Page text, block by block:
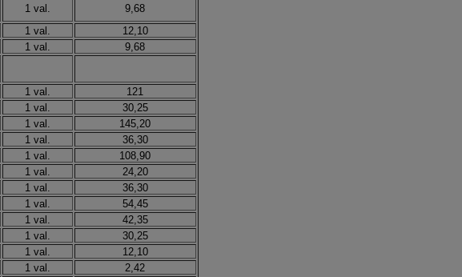
1 val.
9,68
1 val.
12,10
1 val.
9,68
1 val.
121
1 val.
30,25
1 val.
145,20
1 val.
36,30
1 val.
108,90
1 val.
24,20
1 val.
36,30
1 val.
54,45
1 val.
42,35
1 val.
30,25
1 val.
12,10
1 val.
2,42